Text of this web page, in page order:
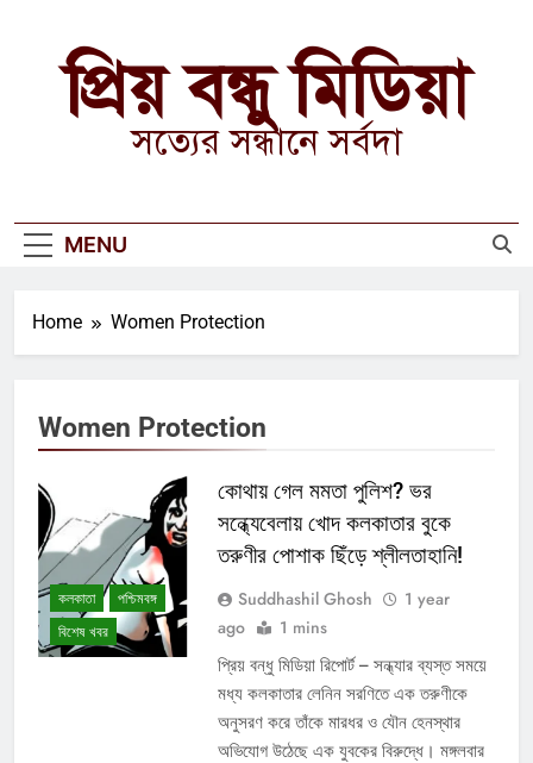
contentপ্রিয় বন্ধু মিডিয়া
সত্যের সন্ধানে সর্বদা
MENU
Home Women Protection
Women Protection
কলকাতা
পশ্চিমবঙ্গ
বিশেষ খবর
কোথায় গেল মমতা পুলিশ? ভর
সন্ধ্যেবেলায় খোদ কলকাতার বুকে
তরুণীর পোশাক ছিঁড়ে শ্লীলতাহানি!
Suddhashil Ghosh
1 year
ago
1 mins
প্রিয় বন্ধু মিডিয়া রিপোর্ট – সন্ধ্যার ব্যস্ত সময়ে
মধ্য কলকাতার লেনিন সরণিতে এক তরুণীকে
অনুসরণ করে তাঁকে মারধর ও যৌন হেনস্থার
অভিযোগ উঠেছে এক যুবকের বিরুদ্ধে। মঙ্গলবার